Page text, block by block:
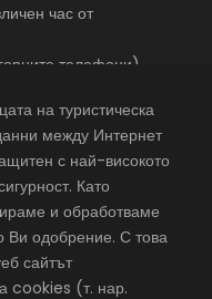
час от
телефони)
почивки в чужбина –
най-добрите
Хостинг в Rax.bg
на туристическа
между Интернет
с най-високото
Като
и обработваме
Ви одобрение. С това
сайтът
cookies (т. нар.